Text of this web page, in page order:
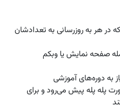
در هر به روزرسانی به تعدادشان
صفحه نمایش یا وبکم
به دوره‌های آموزشی
پله پله پیش می‌رود و برای